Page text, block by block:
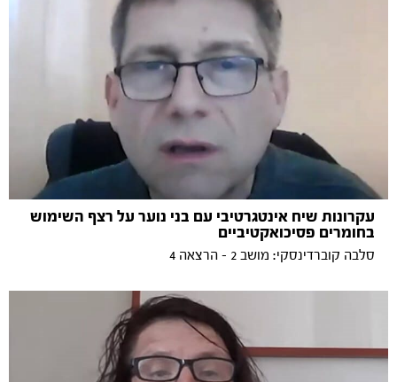
עקרונות שיח אינטגרטיבי עם בני נוער על רצף השימוש
בחומרים פסיכואקטיביים
סלבה קוברדינסקי: מושב 2 - הרצאה 4